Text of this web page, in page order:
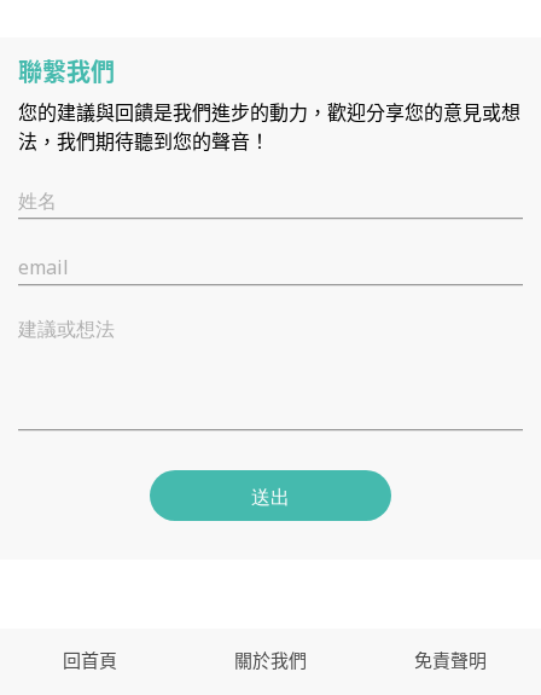
聯繫我們
您的建議與回饋是我們進步的動力，歡迎分享您的意見或想
法，我們期待聽到您的聲音！
姓名
email
建議或想法
送出
回首頁 關於我們
免責聲明